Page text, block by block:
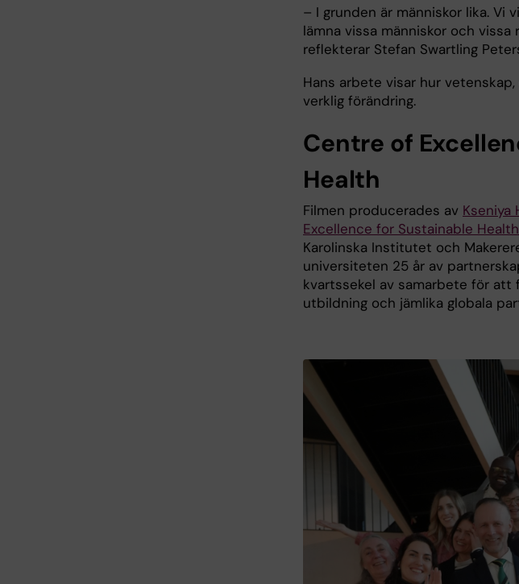
– I grunden är människor lika. Vi
lämna vissa människor och
reflekterar Stefan Swartling
Hans arbete visar hur
verklig förändring.
Centre of
Health
Filmen producerades av Kseniya
Excellence for Sustainable Health
Karolinska Institutet och
universiteten 25 år av
kvartssekel av samarbete för att
utbildning och jämlika globala